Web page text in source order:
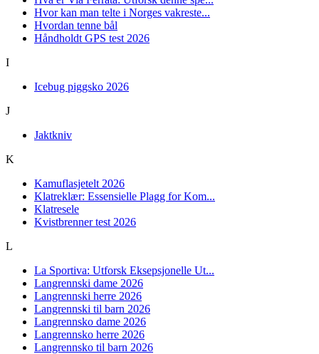
Hvor kan man telte i Norges vakreste...
Hvordan tenne bål
Håndholdt GPS test 2026
I
Icebug piggsko 2026
J
Jaktkniv
K
Kamuflasjetelt 2026
Klatreklær: Essensielle Plagg for Kom...
Klatresele
Kvistbrenner test 2026
L
La Sportiva: Utforsk Eksepsjonelle Ut...
Langrennski dame 2026
Langrennski herre 2026
Langrennski til barn 2026
Langrennsko dame 2026
Langrennsko herre 2026
Langrennsko til barn 2026